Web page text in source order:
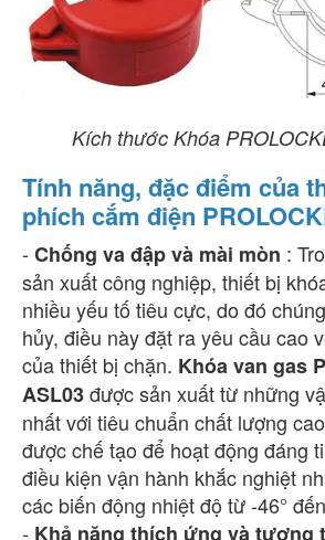
Kích thước Khóa
Tính năng, đặc điểm của
phích cắm điện
- Chống va đập và mài mòn :
sản xuất công nghiệp, thiết bị
nhiều yếu tố tiêu cực, do đó
hủy, điều này đặt ra yêu cầu cao
của thiết bị chặn. Khóa van gas
ASL03được sản xuất từ ​​những
nhất với tiêu chuẩn chất lượng
được chế tạo để hoạt động đáng
điều kiện vận hành khắc nghiệt
các biến động nhiệt độ từ -46°
- Khả năng thích ứng và tương